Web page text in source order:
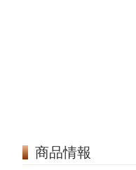
商品情報